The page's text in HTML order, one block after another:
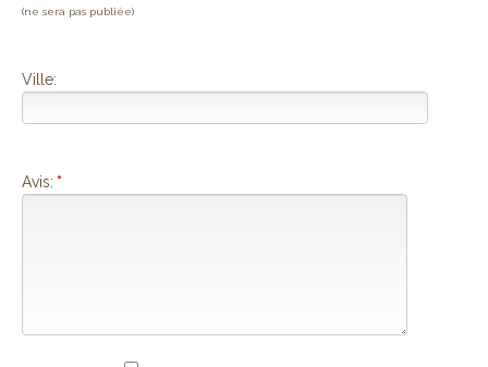
(ne sera pas publiée)
Ville:
Avis: *